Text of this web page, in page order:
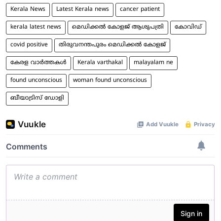
Kerala News Latest Kerala news cancer patient
kerala latest news മെഡിക്കൽ കോളജ് ആശുപത്രി കോവിഡ്
covid positive തിരുവനന്തപുരം മെഡിക്കൽ കോളജ്
കേരള വാർത്തകൾ Kerala varthakal malayalam ne
found unconscious woman found unconscious
ബീയാട്രിസ് ഡോളി